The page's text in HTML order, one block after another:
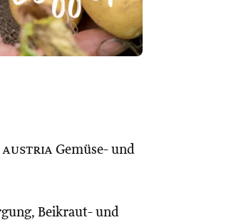
austria Gemüse- und
Beikraut- und